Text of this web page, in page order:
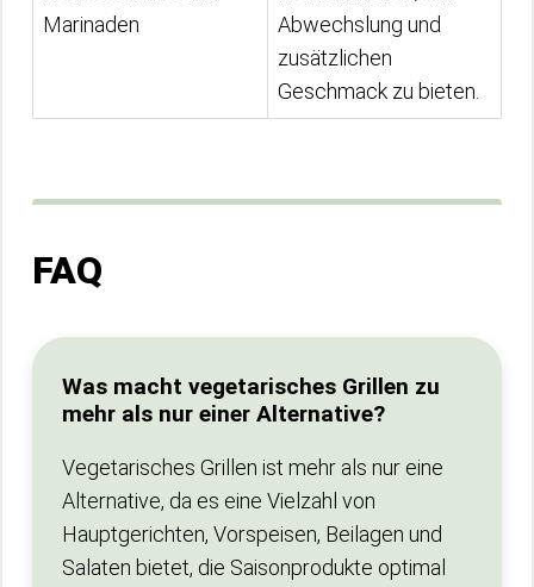
Marinaden
Abwechslung und
zusätzlichen
Geschmack zu bieten.
FAQ
Was macht vegetarisches Grillen zu
mehr als nur einer Alternative?
Vegetarisches Grillen ist mehr als nur eine
Alternative, da es eine Vielzahl von
Hauptgerichten, Vorspeisen, Beilagen und
Salaten bietet, die Saisonprodukte optimal